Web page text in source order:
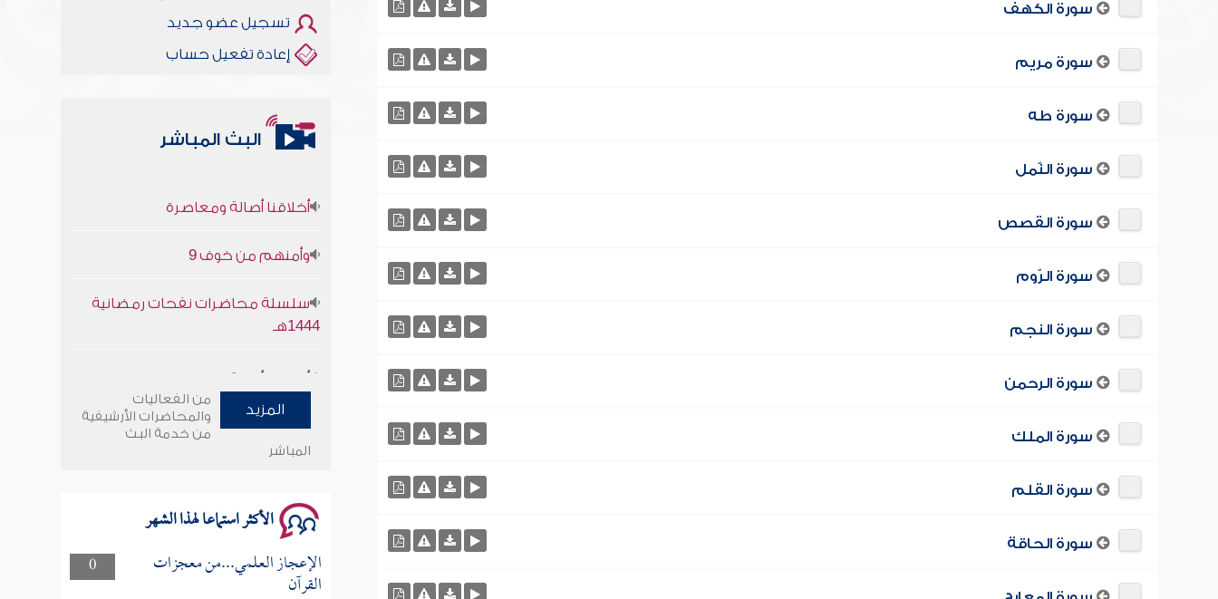
سورة الكهف
سورة مريم
سورة طه
سورة النّمل
سورة القصص
سورة الرّوم
سورة النجم
سورة الرحمن
سورة الملك
سورة القلم
سورة الحاقة
تسجيل عضو جديد
إعادة تفعيل حساب
البث المباشر
1444هـ
وأمنهم من خوف 9
سلسلة محاضرات نفحات رمضانية
المزيد
من الفعاليات
والمحاضرات الأرشيفية
من خدمة البث
المباشر
الأكثر استماعا لهذا الشهر
0 الإعجاز العلمي...من معجزات
القرآن